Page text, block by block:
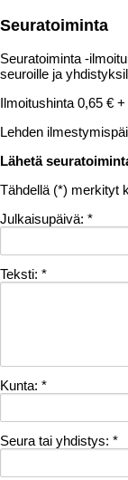
Seuratoiminta
Seuratoiminta -
seuroille ja
Ilmoitushinta 0,65 €
Lehden
Lähetä
Tähdellä (*) merkityt
Julkaisupäivä: *
Teksti: *
Kunta: *
Seura tai yhdistys: *